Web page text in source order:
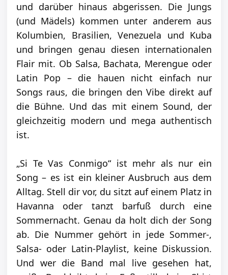
und darüber hinaus abgerissen. Die Jungs
(und Mädels) kommen unter anderem aus
Kolumbien, Brasilien, Venezuela und Kuba
und bringen genau diesen internationalen
Flair mit. Ob Salsa, Bachata, Merengue oder
Latin Pop – die hauen nicht einfach nur
Songs raus, die bringen den Vibe direkt auf
die Bühne. Und das mit einem Sound, der
gleichzeitig modern und mega authentisch
ist.
„Si Te Vas Conmigo“ ist mehr als nur ein
Song – es ist ein kleiner Ausbruch aus dem
Alltag. Stell dir vor, du sitzt auf einem Platz in
Havanna oder tanzt barfuß durch eine
Sommernacht. Genau da holt dich der Song
ab. Die Nummer gehört in jede Sommer-,
Salsa- oder Latin-Playlist, keine Diskussion.
Und wer die Band mal live gesehen hat,